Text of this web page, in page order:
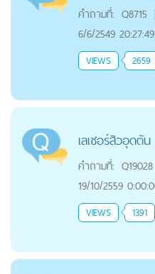
คำถามที่: Q8715 |
6/6/2549 20:27:49
VIEWS 2659
เลเซอร์สิวอุดตัน
คำถามที่: Q19028
19/10/2559
VIEWS 1391